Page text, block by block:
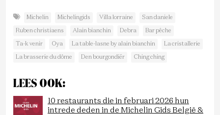
Michelin Michelingids Villa lorraine San daniele
Ruben christiaens Alain bianchin Debra Bar pêche
Ta-k venir Oya La table-lasne by alain bianchin La cristallerie
La brasserie du dôme Den bourgondiër Ching ching
LEES OOK:
10 restaurants die in februari 2026 hun
intrede deden in de Michelin Gids België &